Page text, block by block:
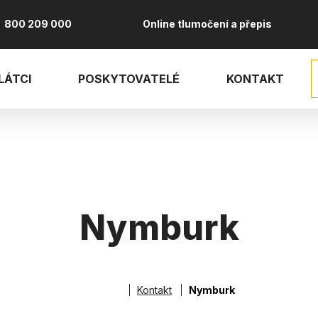
800 209 000 Online tlumočení a přepis
POSKYTOVATELÉ KONTAKT
Nymburk
Kontakt Nymburk